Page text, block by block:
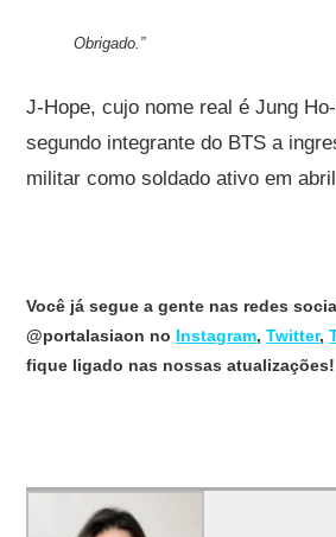
Obrigado.”
J-Hope, cujo nome real é Jung
segundo integrante do BTS a
militar como soldado ativo em
Você já segue a gente nas redes
@portalasiaon no Instagram,Twitter,
fique ligado nas nossas atualizações!